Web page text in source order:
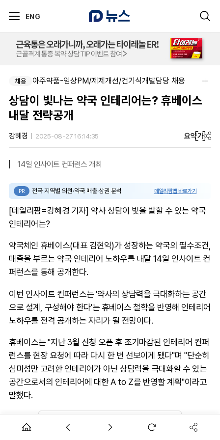
ENG
채용 아주약품-임상PM/제제개선/건기식개발담당 채용
상담이 빛나는 약국 인테리어는? 휴베이스
내달 전략공개
강혜경 2025-08-27 16:14:35 요약가
14일 인사이트 컨퍼런스 개최
PR 전국 지역별 의원·약국 매출·상권 분석 데일리팜맵 바로가기
[데일리팜=강혜경 기자] 약사 상담이 빛을 발할 수 있는 약국
인테리어는?
약국체인 휴베이스(대표 김현익)가 성장하는 약국의 필수조건,
매출을 부르는 약국 인테리어 노하우를 내달 14일 인사이트 컨
퍼런스를 통해 공개한다.
이번 인사이트 컨퍼런스는 '약사의 상담력을 극대화하는 공간
으로 설계, 구성해야 한다'는 휴베이스 철학을 반영해 인테리어
노하우를 전격 공개하는 자리가 될 전망이다.
휴베이스는 "지난 3월 신청 오픈 후 조기마감된 인테리어 컨퍼
런스를 현장 요청에 따라 다시 한 번 선보이게 됐다"며 "단순히
심미성만 고려한 인테리어가 아닌 상담력을 극대화할 수 있는
공간으로서의 인테리어에 대한 A to Z를 반영할 계획"이라고
말했다.